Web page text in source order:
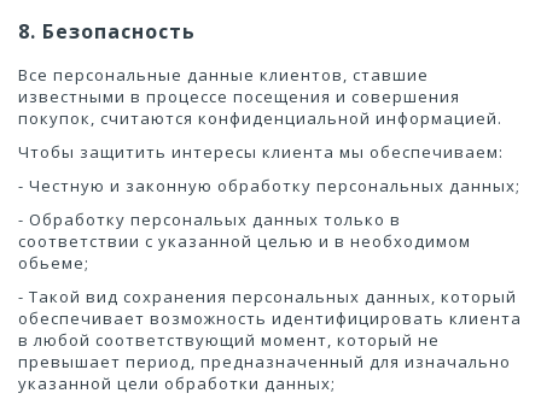
8. Безопасность
Все персональные данные клиентов, ставшие
известными в процессе посещения и совершения
покупок, считаются конфиденциальной информацией.
Чтобы защитить интересы клиента мы обеспечиваем:
- Честную и законную обработку персональных данных;
- Обработку персональых данных только в
соответствии с указанной целью и в необходимом
обьеме;
- Такой вид сохранения персональных данных, который
обеспечивает возможность идентифицировать клиента
в любой соответствующий момент, который не
превышает период, предназначенный для изначально
указанной цели обработки данных;